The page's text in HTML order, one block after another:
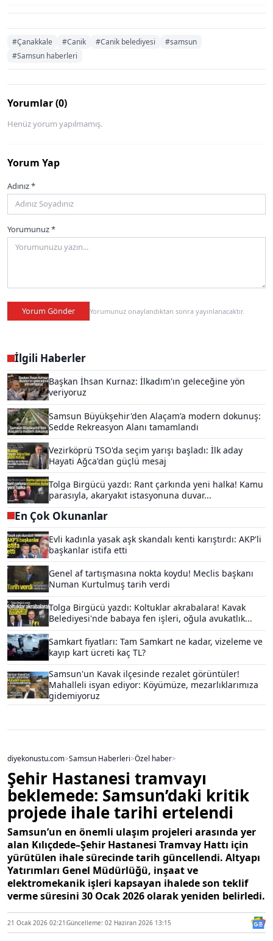
#Çanakkale #Canik #Canik belediyesi
#samsun
#Samsun haberleri
Yorumlar (0)
Henüz yorum yapılmamış.
Yorum Yap
Adınız *
Yorumunuz *
Yorum Gönder Yorumunuz onaylandıktan sonra yayınlanacaktır.
İlgili Haberler
Başkan İhsan Kurnaz: İlkadım'ın geleceğine yön
veriyoruz
Samsun Büyükşehir'den Alaçam'a modern dokunuş:
Sedde Rekreasyon Alanı tamamlandı
Vezirköprü TSO'da seçim yarışı başladı: İlk aday
Hayati Ağca'dan güçlü mesaj
Tolga Birgücü yazdı: Rant çarkında yeni halka! Kamu
parasıyla, akaryakıt istasyonuna duvar...
En Çok Okunanlar
Evli kadınla yasak aşk skandalı kenti karıştırdı: AKP'li
başkanlar istifa etti
Genel af tartışmasına nokta koydu! Meclis başkanı
Numan Kurtulmuş tarih verdi
Tolga Birgücü yazdı: Koltuklar akrabalara! Kavak
Belediyesi'nde babaya fen işleri, oğula avukatlık...
Samkart fiyatları: Tam Samkart ne kadar, vizeleme ve
kayıp kart ücreti kaç TL?
Samsun'un Kavak ilçesinde rezalet görüntüler!
Mahalleli isyan ediyor: Köyümüze, mezarlıklarımıza
gidemiyoruz
diyekonustu.com>Samsun Haberleri>Özel haber>
Şehir Hastanesi tramvayı
beklemede: Samsun’daki kritik
projede ihale tarihi ertelendi
Samsun’un en önemli ulaşım projeleri arasında yer
alan Kılıçdede–Şehir Hastanesi Tramvay Hattı için
yürütülen ihale sürecinde tarih güncellendi. Altyapı
Yatırımları Genel Müdürlüğü, inşaat ve
elektromekanik işleri kapsayan ihalede son teklif
verme süresini 30 Ocak 2026 olarak yeniden belirledi.
21 Ocak 2026 02:21 Güncelleme: 02 Haziran 2026 13:15